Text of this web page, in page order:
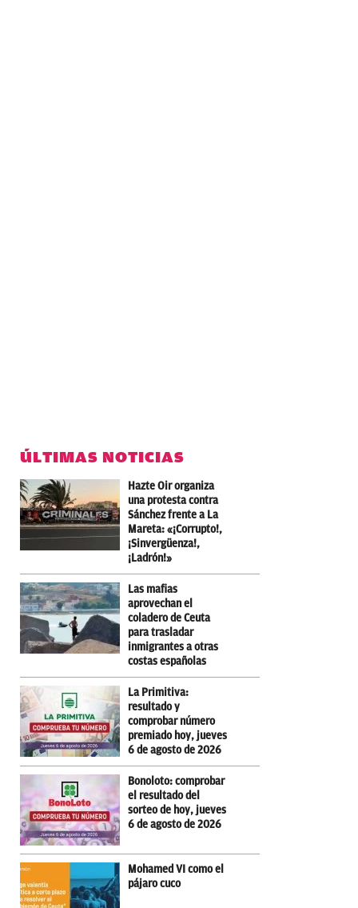
ÚLTIMAS NOTICIAS
Hazte Oir organiza
una protesta contra
Sánchez frente a La
Mareta: «¡Corrupto!,
¡Sinvergüenza!,
¡Ladrón!»
Las mafias
aprovechan el
coladero de Ceuta
para trasladar
inmigrantes a otras
costas españolas
La Primitiva:
resultado y
comprobar número
premiado hoy, jueves
6 de agosto de 2026
Bonoloto: comprobar
el resultado del
sorteo de hoy, jueves
6 de agosto de 2026
Mohamed VI como el
pájaro cuco